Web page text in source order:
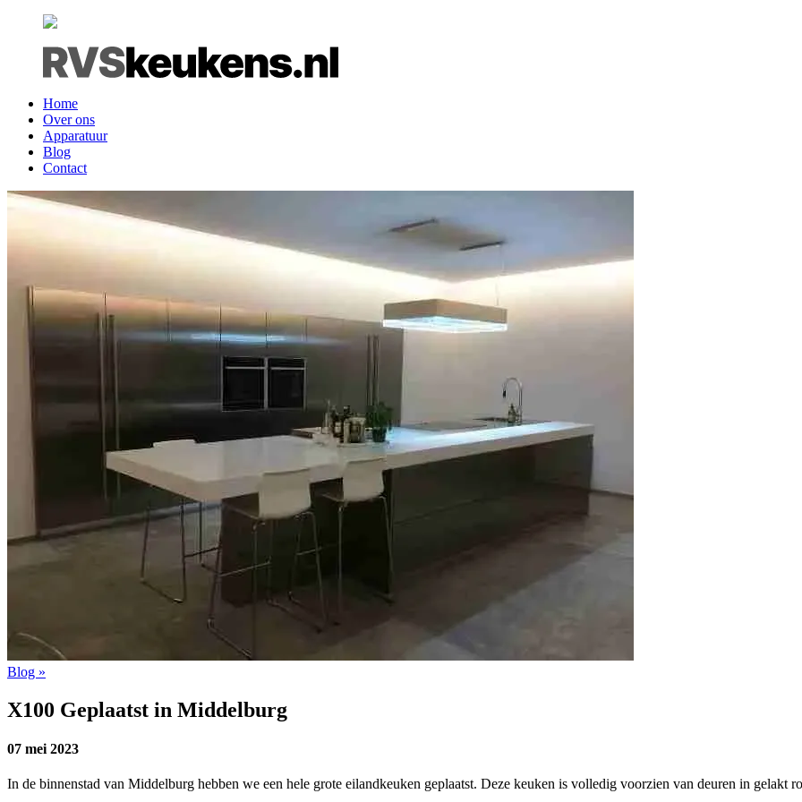
Home
Over ons
Apparatuur
Blog
Contact
Blog »
X100 Geplaatst in Middelburg
07 mei 2023
In de binnenstad van Middelburg hebben we een hele grote eilandkeuken geplaatst. Deze keuken is volledig voorzien van deuren in gelakt